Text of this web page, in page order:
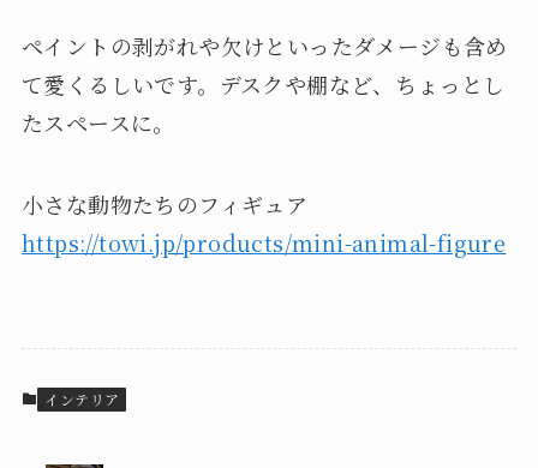
ペイントの剥がれや欠けといったダメージも含め
て愛くるしいです。デスクや棚など、ちょっとし
たスペースに。
小さな動物たちのフィギュア
https://towi.jp/products/mini-animal-figure
インテリア